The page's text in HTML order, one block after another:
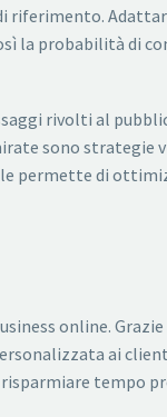
riferimento.
la probabilità di
rivolti al
sono strategie
permette di
online.
ai
tempo